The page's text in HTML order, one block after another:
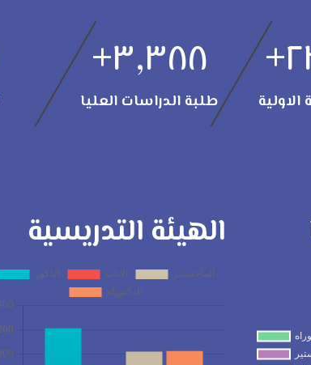
٣,٣٨٨+
طلبة الدراسات العليا
+
الهيئة التدريسية